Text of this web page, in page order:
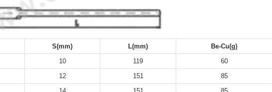
S(mm) L(mm)
Be-Cu(g)
10 119
60
12 151
85